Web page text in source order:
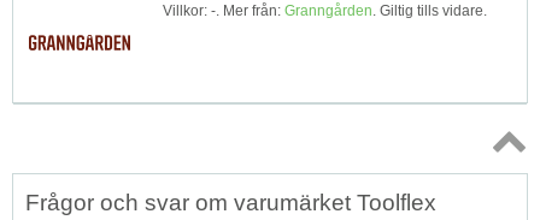
Villkor: -. Mer från: Granngården. Giltig tills vidare.
Topp
Frågor och svar om varumärket Toolflex